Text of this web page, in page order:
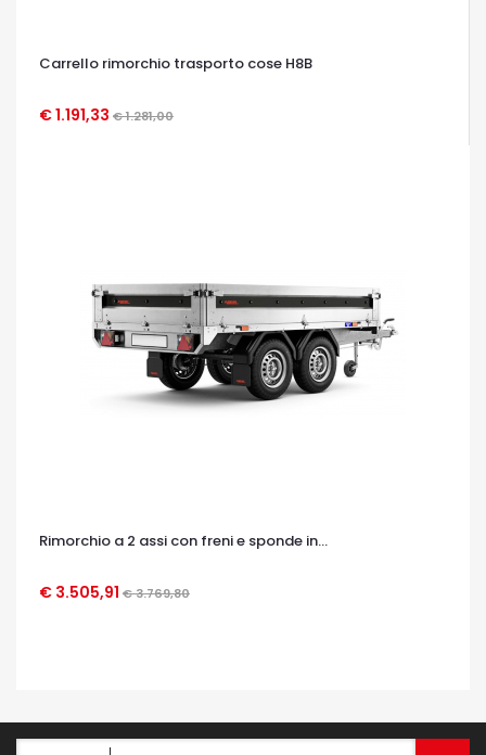
Carrello rimorchio trasporto cose H8B
€ 1.191,33 € 1.281,00
OCCHIATA VELOCE
Rimorchio a 2 assi con freni e sponde in...
€ 3.505,91 € 3.769,80
OCCHIATA VELOCE